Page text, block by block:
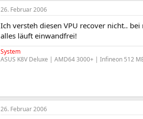
26. Februar 2006
Ich versteh diesen VPU recover nicht..
alles läuft einwandfrei!
System
ASUS K8V Deluxe | AMD64 3000+ | Infineon 512
26. Februar 2006